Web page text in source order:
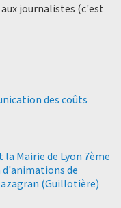
journalistes (c'est
des coûts
Mairie de Lyon 7ème
d'animations de
(Guillotière)